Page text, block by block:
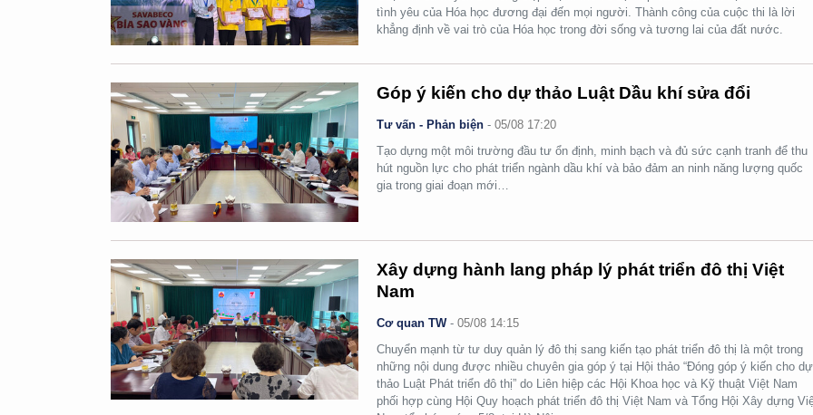
tình yêu của Hóa học đương đại đến mọi người. Thành công của cuộc thi là lời
khẳng định về vai trò của Hóa học trong đời sống và tương lai của đất nước.
Góp ý kiến cho dự thảo Luật Dầu khí sửa đổi
Tư vấn - Phản biện -05/08 17:20
Tạo dựng một môi trường đầu tư ổn định, minh bạch và đủ sức cạnh tranh để thu
hút nguồn lực cho phát triển ngành dầu khí và bảo đảm an ninh năng lượng quốc
gia trong giai đoạn mới…
Xây dựng hành lang pháp lý phát triển đô thị Việt
Nam
Cơ quan TW-05/08 14:15
Chuyển mạnh từ tư duy quản lý đô thị sang kiến tạo phát triển đô thị là một trong
những nội dung được nhiều chuyên gia góp ý tại Hội thảo “Đóng góp ý kiến cho dự
thảo Luật Phát triển đô thị” do Liên hiệp các Hội Khoa học và Kỹ thuật Việt Nam
phối hợp cùng Hội Quy hoạch phát triển đô thị Việt Nam và Tổng Hội Xây dựng